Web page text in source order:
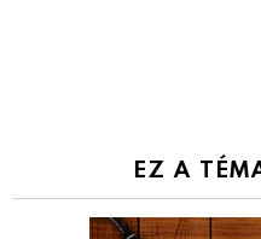
EZ A